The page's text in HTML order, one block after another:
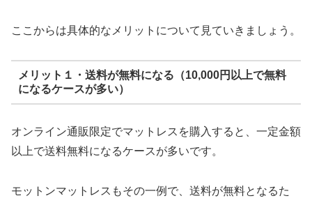
ここからは具体的なメリットについて見ていきましょう。
メリット１・送料が無料になる（10,000円以上で無料
になるケースが多い）
オンライン通販限定でマットレスを購入すると、一定金額
以上で送料無料になるケースが多いです。
モットンマットレスもその一例で、送料が無料となるた